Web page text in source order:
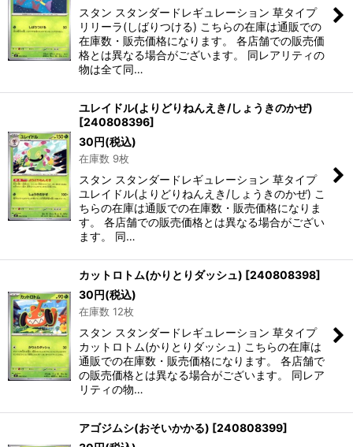
スタン スタンダードレギュレーション 草タイプ
リリーラ(しばりつける) こちらの在庫は通販での
在庫数・販売価格になります。 各店舗での販売価
格とは異なる場合がございます。 同レアリティの
物は全て同…
ユレイドル(よりどりねんえき/しょうきのかぜ)
[240808396]
30円(税込)
在庫数 9枚
スタン スタンダードレギュレーション 草タイプ
ユレイドル(よりどりねんえき/しょうきのかぜ) こ
ちらの在庫は通販での在庫数・販売価格になりま
す。 各店舗での販売価格とは異なる場合がござい
ます。 同…
カットロトム(かりとりダッシュ) [240808398]
30円(税込)
在庫数 12枚
スタン スタンダードレギュレーション 草タイプ
カットロトム(かりとりダッシュ) こちらの在庫は
通販での在庫数・販売価格になります。 各店舗で
の販売価格とは異なる場合がございます。 同レア
リティの物…
アゴジムシ(おそいかかる) [240808399]